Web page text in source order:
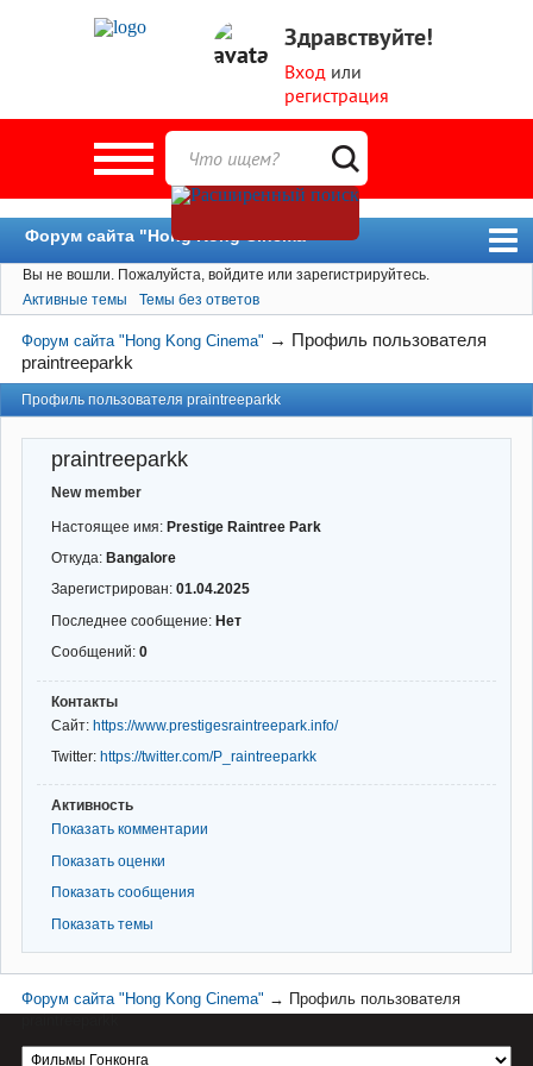
Здравствуйте!
Вход или
регистрация
Форум сайта "Hong Kong Cinema"
Форум
Новости
Пользователи
Поиск
Вы не вошли. Пожалуйста, войдите или зарегистрируйтесь.
Активные темы
Темы без ответов
Форум сайта "Hong Kong Cinema" → Профиль пользователя
praintreeparkk
Профиль пользователя praintreeparkk
praintreeparkk
New member
Настоящее имя: Prestige Raintree Park
Откуда: Bangalore
Зарегистрирован: 01.04.2025
Последнее сообщение: Нет
Сообщений: 0
Контакты
Сайт: https://www.prestigesraintreepark.info/
Twitter: https://twitter.com/P_raintreeparkk
Активность
Показать комментарии
Показать оценки
Показать сообщения
Показать темы
Форум сайта "Hong Kong Cinema" → Профиль пользователя
Материал сайта hkcinema.ru защищен